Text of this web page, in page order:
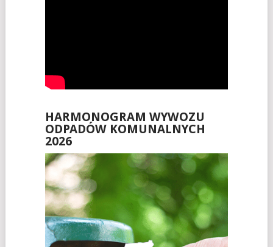
HARMONOGRAM WYWOZU
ODPADÓW KOMUNALNYCH
2026